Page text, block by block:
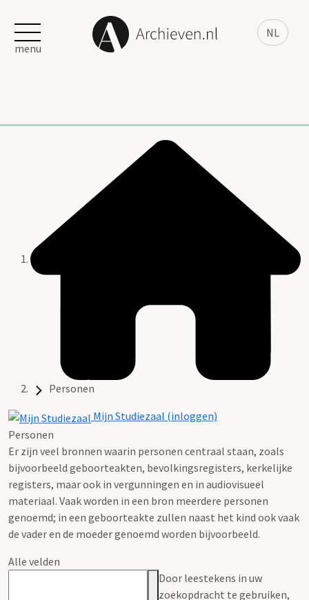
NL
menu
Personen
Mijn Studiezaal (inloggen)
Personen
Er zijn veel bronnen waarin personen centraal staan, zoals
bijvoorbeeld geboorteakten, bevolkingsregisters, kerkelijke
registers, maar ook in vergunningen en in audiovisueel
materiaal. Vaak worden in een bron meerdere personen
genoemd; in een geboorteakte zullen naast het kind ook vaak
de vader en de moeder genoemd worden bijvoorbeeld.
Alle velden
Door leestekens in uw
zoekopdracht te gebruiken,